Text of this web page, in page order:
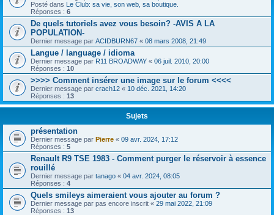
Posté dans Le Club: sa vie, son web, sa boutique.
Réponses : 6
De quels tutoriels avez vous besoin? -AVIS A LA
POPULATION-
Dernier message par ACIDBURN67 « 08 mars 2008, 21:49
Langue / language / idioma
Dernier message par R11 BROADWAY « 06 juil. 2010, 20:00
Réponses : 10
>>>> Comment insérer une image sur le forum <<<<
Dernier message par crach12 « 10 déc. 2021, 14:20
Réponses : 13
Sujets
présentation
Dernier message par Pierre « 09 avr. 2024, 17:12
Réponses : 5
Renault R9 TSE 1983 - Comment purger le réservoir à essence
rouillé
Dernier message par tanago « 04 avr. 2024, 08:05
Réponses : 4
Quels smileys aimeraient vous ajouter au forum ?
Dernier message par pas encore inscrit « 29 mai 2022, 21:09
Réponses : 13